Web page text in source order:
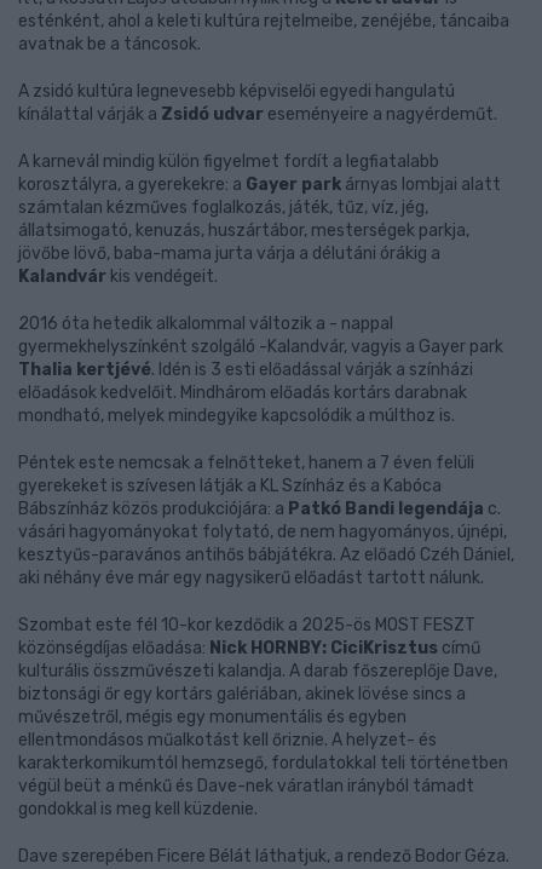
esténként, ahol a keleti kultúra rejtelmeibe, zenéjébe, táncaiba
avatnak be a táncosok.
A zsidó kultúra legnevesebb képviselői egyedi hangulatú
kínálattal várják a Zsidó udvar eseményeire a nagyérdeműt.
A karnevál mindig külön figyelmet fordít a legfiatalabb
korosztályra, a gyerekekre: a Gayer park árnyas lombjai alatt
számtalan kézműves foglalkozás, játék, tűz, víz, jég,
állatsimogató, kenuzás, huszártábor, mesterségek parkja,
jövőbe lövő, baba-mama jurta várja a délutáni órákig a
Kalandvár kis vendégeit.
2016 óta hetedik alkalommal változik a - nappal
gyermekhelyszínként szolgáló -Kalandvár, vagyis a Gayer park
Thalia kertjévé. Idén is 3 esti előadással várják a színházi
előadások kedvelőit. Mindhárom előadás kortárs darabnak
mondható, melyek mindegyike kapcsolódik a múlthoz is.
Péntek este nemcsak a felnőtteket, hanem a 7 éven felüli
gyerekeket is szívesen látják a KL Színház és a Kabóca
Bábszínház közös produkciójára: a Patkó Bandi legendája c.
vásári hagyományokat folytató, de nem hagyományos, újnépi,
kesztyűs-paravános antihős bábjátékra. Az előadó Czéh Dániel,
aki néhány éve már egy nagysikerű előadást tartott nálunk.
Szombat este fél 10-kor kezdődik a 2025-ös MOST FESZT
közönségdíjas előadása: Nick HORNBY: CiciKrisztus című
kulturális összművészeti kalandja. A darab főszereplője Dave,
biztonsági őr egy kortárs galériában, akinek lövése sincs a
művészetről, mégis egy monumentális és egyben
ellentmondásos műalkotást kell őriznie. A helyzet- és
karakterkomikumtól hemzsegő, fordulatokkal teli történetben
végül beüt a ménkű és Dave-nek váratlan irányból támadt
gondokkal is meg kell küzdenie.
Dave szerepében Ficere Bélát láthatjuk, a rendező Bodor Géza.